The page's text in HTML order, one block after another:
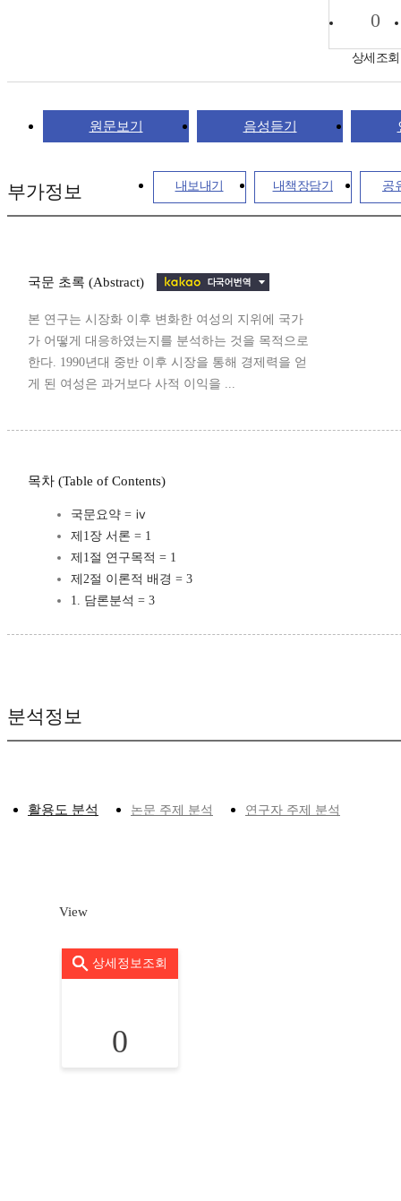
0
상세조회
원문보기 음성듣기
내보내기 내책장담기 공
부가정보
국문 초록 (Abstract)
본 연구는 시장화 이후 변화한 여성의 지위에 국가
가 어떻게 대응하였는지를 분석하는 것을 목적으로
한다. 1990년대 중반 이후 시장을 통해 경제력을 얻
게 된 여성은 과거보다 사적 이익을 ...
목차 (Table of Contents)
국문요약 = ⅳ
제1장 서론 = 1
제1절 연구목적 = 1
제2절 이론적 배경 = 3
1. 담론분석 = 3
분석정보
활용도 분석 논문 주제 분석 연구자 주제 분석
View
상세정보조회
0